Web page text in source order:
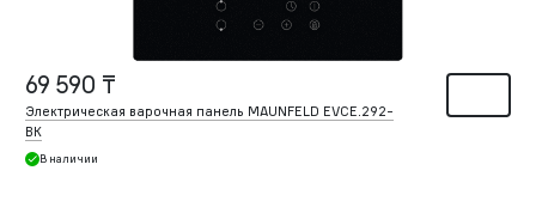
69 590 ₸
Электрическая варочная панель MAUNFELD EVCE.292-
BK
В наличии